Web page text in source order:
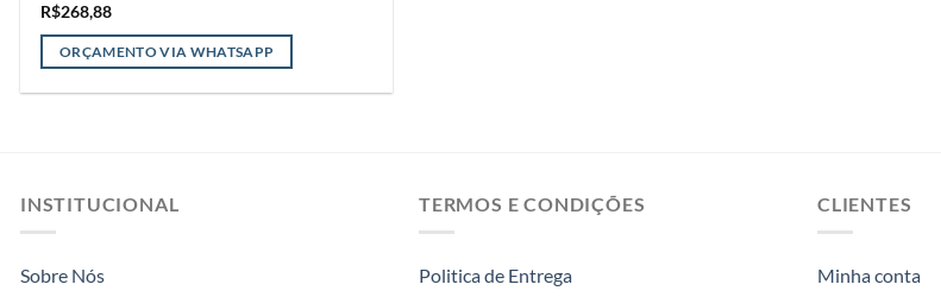
R$268,88
ORÇAMENTO VIA WHATSAPP
INSTITUCIONAL
Sobre Nós
TERMOS E CONDIÇÕES
Politica de Entrega
CLIENTES
Minha conta